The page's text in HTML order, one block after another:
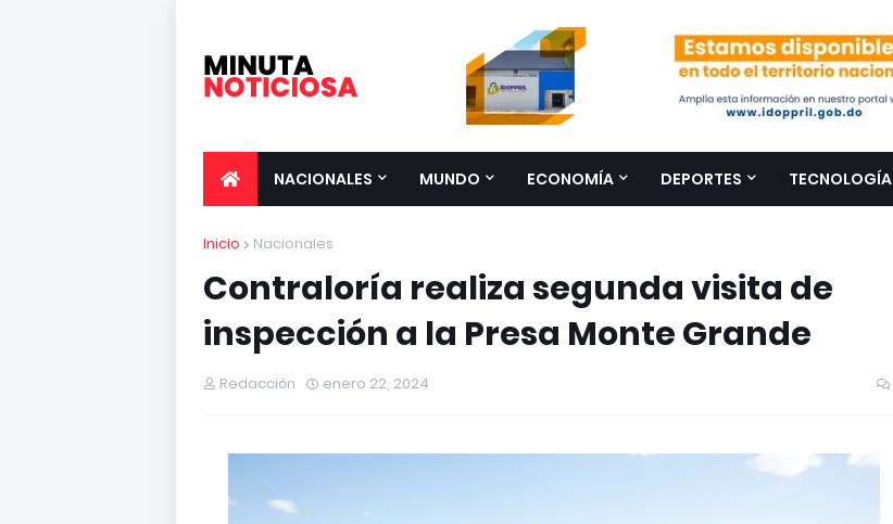
NACIONALES MUNDO ECONOMÍA DEPORTES TECNOLOGÍA
Inicio Nacionales
Contraloría realiza segunda visita de
inspección a la Presa Monte Grande
Redacción enero 22, 2024